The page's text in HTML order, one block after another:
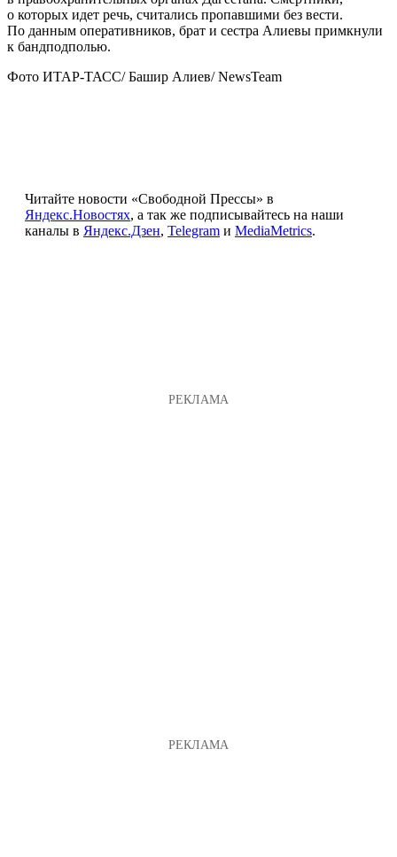
о которых идет речь, считались пропавшими без вести.
По данным оперативников, брат и сестра Алиевы примкнули
к бандподполью.
Фото ИТАР-ТАСС/ Башир Алиев/ NewsTeam
Читайте новости «Свободной Прессы» в
Яндекс.Новостях, а так же подписывайтесь на наши
каналы в Яндекс.Дзен, Telegram и MediaMetrics.